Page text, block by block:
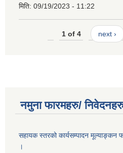
मिति: 09/19/2023 - 11:22
1 of 4 next ›
नमुना फारमहरु/
सहायक स्तरको कार्यसम्पादन मूल्याङ्कन
।